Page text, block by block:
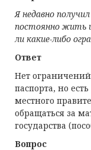
Я недавно
постоянно жить
ли какие-либо
Ответ
Нет
паспорта, но
местного
обращаться за
государства
Вопрос